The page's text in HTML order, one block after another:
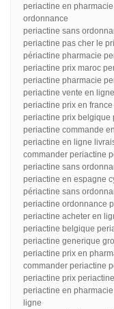
periactine en
ordonnance
periactine sans
periactine pas cher le
périactine pharmacie
periactine prix maroc
periactine pharmacie
periactine vente en
periactine prix en
periactine prix belgique
periactine commande
periactine en ligne
commander periactine
periactine sans
periactine en espagne
périactine sans
periactine ordonnance
periactine acheter en
periactine belgique
periactine generique
periactine prix en
commander periactine
periactine prix
periactine en
ligne